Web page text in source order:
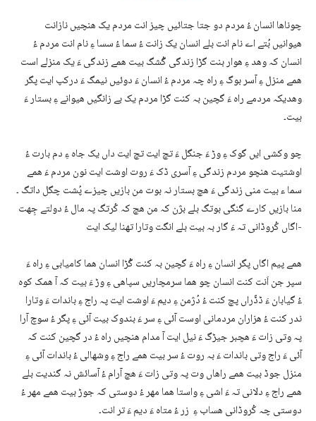
ھیوانیں بُتے اے نام انت بلے انسان یک زانت ءُ سما ءُ سسا ءِ نام انت مردم ءُ
انسان کہ وھد ءِ ھوار بنت گڑا زندگی گُشگ بیت ھمے زندگی ءَ یک منزلے است
ھمے منزل ءِ آسر بوگ ءِ راہ چہ مردم ءُ انسان ءَ دوئیں نیمگ ءَ درکپ ایت پگر
وھدیکہ مردمے راہ ءَ گچین بہ کنت گڑا مردم یک بے زانگیں ھیوانے ءِ بستار ءَ
بیت۔
چو وکشی ایں گوک ءِ وڑ ءَ جنگل ءَ تچ ایت تچ ایت داں یک جاہ ءِ دم بارت ءُ
اوشتیت ھنچو مردم زندگی ءِ آسری ڈک ءَ روت اوشت ایت نون مردم ءَ ھمے
سما ء بیت منی زندگی ءَ ھچ بستار نہ بوت من بازیں چیزے پُشت چگل داتگ ۔
منا بازیں کارے گنگی بوتگ بلے بژن کہ من ھچ کہ کُرتگ پہ مال ءُ دولتے جِھت
اگاں کُروڈانی تہ ءَ گار بہ بیت بلے انگت وتارا تھنا لیک ایت-
ھمے پیم اگاں پگر انسان ءِ راہ ءَ گچین بہ کنت گُڑا انسان ھما کامیابی ءِ راہ ءَ
سپر جن اَنت کنت انسان چو ھما سرمچاریں سپاھی ءِ وڑ ءَ بیت کہ آ ھمک کوہ
ءُ گیابان ءَ ڈڈّراں پچ کنت ءُ دُژمن ءِ دیم ءَ اوشت ایت پہ راج ءِ باندات ءَ وتارا
ندر کنت ءُ ھزاران مردمانی اوست آئی ءِ سر ءَ بندوک بیت آئی ءِ پگر ءُ سوچ آرا
پہ وتی زات ءَ ھچبر جیڑگ ءَ نیل ایت آ مدام ھنچیں راہ ءُ در گچین کنت کہ
آئی ءَ راج وتی باندات ءَ بہ روت ءُ سر بیت ھمے راج ءِ وشھالی ءُ باندات آئی ءِ
منزل جوڈ بیت ھمے راھاں وت پہ وتی زات ءَ ھچ آرام ءُ آسائش نہ گندیت بلے
ھمے راج ءِ دلانی تہ ءَ اشی ءِ واستا ھما مھر ءُ دوستی کہ جوڑ بیت ھمے مھر ءُ
دوستی چہ کُروڈانی ھساب ءِ زر ءُ متاہ ءَ دیم ءَ تر انت۔